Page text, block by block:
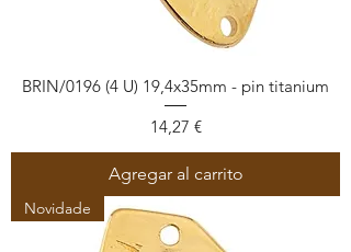
BRIN/0196 (4 U) 19,4x35mm - pin titanium
Precio
14,27 €
Agregar al carrito
Novidade